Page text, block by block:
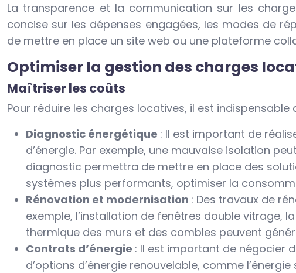
La transparence et la communication sur les
concise sur les dépenses engagées, les modes de
de mettre en place un site web ou une plateforme
Optimiser la gestion des charges
Maîtriser les coûts
Pour réduire les charges locatives, il est indispensable
Diagnostic énergétique : Il est important de
d’énergie. Par exemple, une mauvaise isolation
diagnostic permettra de mettre en place des
systèmes plus performants, optimiser la
Rénovation et modernisation : Des travaux de
exemple, l’installation de fenêtres double vitrage,
thermique des murs et des combles peuvent
Contrats d’énergie : Il est important de négocier
d’options d’énergie renouvelable, comme